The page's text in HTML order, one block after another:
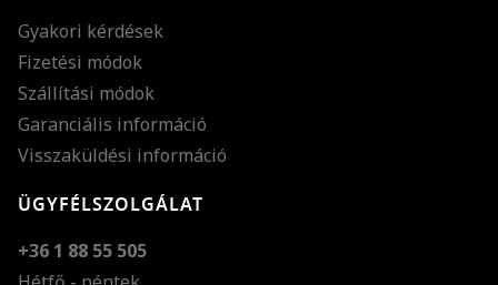
Gyakori kérdések
Fizetési módok
Szállítási módok
Garanciális információ
Visszaküldési információ
ÜGYFÉLSZOLGÁLAT
+36 1 88 55 505